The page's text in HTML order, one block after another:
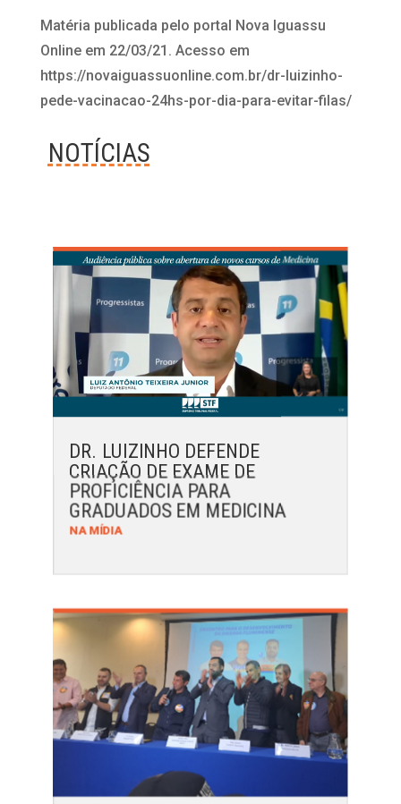
Matéria publicada pelo portal Nova Iguassu
Online em 22/03/21. Acesso em
https://novaiguassuonline.com.br/dr-luizinho-
pede-vacinacao-24hs-por-dia-para-evitar-filas/
NOTÍCIAS
DR. LUIZINHO DEFENDE
CRIAÇÃO DE EXAME DE
PROFICIÊNCIA PARA
GRADUADOS EM MEDICINA
NA MÍDIA